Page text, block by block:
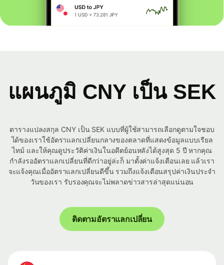
แผนภูมิ CNY เป็น SEK
ตารางแปลงสกุล CNY เป็น SEK แบบที่ผู้ใช้สามารถเลือกดูตามใจชอบ
ได้ของเราใช้อัตราแลกเปลี่ยนกลางของตลาดที่แสดงข้อมูลแบบเรียล
ไทม์ และให้คุณดูประวัติค่าเงินในอดีตย้อนหลังได้สูงสุด 5 ปี หากคุณ
กำลังรออัตราแลกเปลี่ยนที่ดีกว่าอยู่ล่ะก็ มาตั้งค่าแจ้งเตือนเลย แล้วเรา
จะแจ้งคุณเมื่ออัตราแลกเปลี่ยนดีขึ้น รวมถึงแจ้งเตือนสรุปค่าเงินประจำ
วันของเรา รับรองคุณจะไม่พลาดข่าวสารล่าสุดแน่นอน
ติดตามอัตราแลกเปลี่ยน